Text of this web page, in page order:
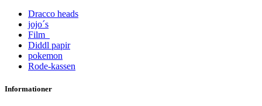
Dracco heads
jojo´s
Film
Diddl papir
pokemon
Rode-kassen
Informationer